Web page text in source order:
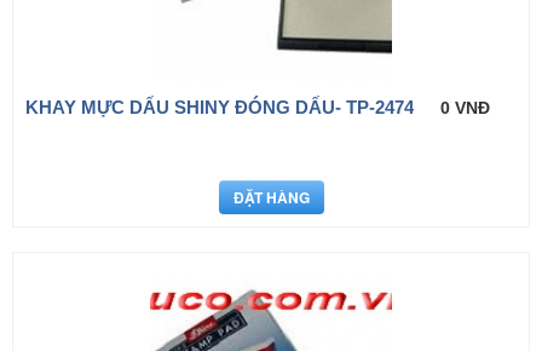
KHAY MỰC DẤU SHINY ĐÓNG DẤU- TP-2474 0 VNĐ